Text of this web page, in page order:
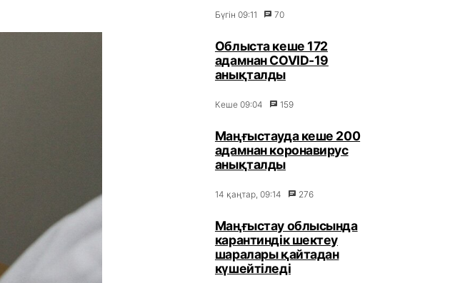
Бүгін 09:11 70
Облыста кеше 172
адамнан COVID-19
анықталды
Кеше 09:04 159
Маңғыстауда кеше 200
адамнан коронавирус
анықталды
14 қаңтар, 09:14 276
Маңғыстау облысында
карантиндік шектеу
шаралары қайтадан
күшейтіледі